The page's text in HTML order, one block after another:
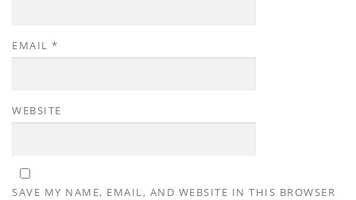
EMAIL *
WEBSITE
SAVE MY NAME, EMAIL, AND WEBSITE IN THIS BROWSER